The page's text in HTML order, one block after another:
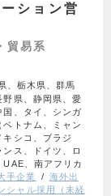
ション営
貿易系
、栃木県、群馬
県、静岡県、愛
、タイ、シンガ
トナム、ミャン
シコ、ブラジ
ス、ドイツ、ロ
、南アフリカ
手企業
海外出
シャル採用（未経